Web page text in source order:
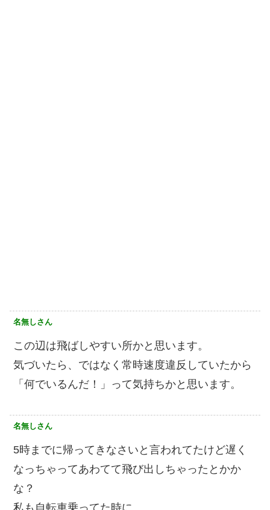
名無しさん
この辺は飛ばしやすい所かと思います。
気づいたら、ではなく常時速度違反していたから
「何でいるんだ！」って気持ちかと思います。
名無しさん
5時までに帰ってきなさいと言われてたけど遅く
なっちゃってあわてて飛び出しちゃったとかか
な？